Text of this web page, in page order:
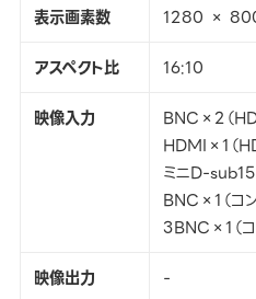
表示画素数
1280 ×
アスペクト比
16:10
映像入力
BNC×2（
HDMI×1（
ミニD-
BNC×1（コン
3BNC×1（コ
映像出力
-